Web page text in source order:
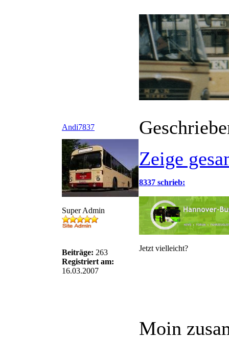
Andi7837
Super Admin
Beiträge: 263
Registriert am:
16.03.2007
Zeige
8337 schrieb:
Jetzt vielleicht?
Moin